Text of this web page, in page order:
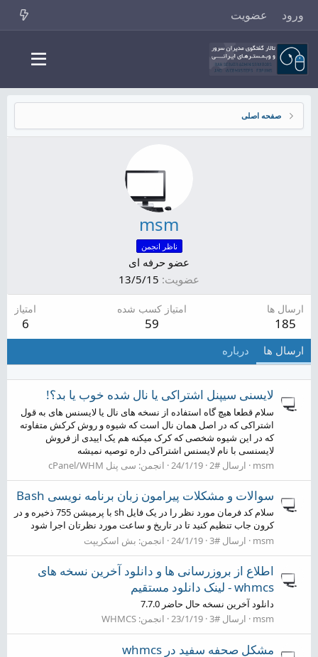
ورود عضویت
صفحه اصلی
msm
ناظر انجمن
عضو حرفه ای
عضویت 13/5/15
ارسال ها
185
امتیاز کسب شده
59
امتیاز
6
ارسال ها درباره
لایسنی سیپنل اشتراکی یا نال شده خوب یا بد؟!
سلام قطعا هیچ گاه استفاده از نسخه های نال یا لایسنس های به قول
اشتراکی که در اصل همان نال است که شیوه و روش کرکش متفاوته
که در این شیوه شخصی که کرک میکنه هم یک اییدی از فروش
لایسنسی با نام لایسنس اشتراکی داره توصیه نمیشه
msm
ارسال #2 24/1/19 انجمن: سی پنل cPanel/WHM
سوالات و مشکلات پیرامون زبان برنامه نویسی Bash
سلام کد فرمان مورد نظر را در یک فایل sh با پرمیشن 755 ذخیره و در
کرون جاب تنظیم کنید تا در تاریخ و ساعت مورد نظرتان اجرا شود
msm
ارسال #3 24/1/19 انجمن: بش اسکریپت
اطلاع از بروزرسانی ها و دانلود آخرین نسخه های
whmcs - لینک دانلود مستقیم
دانلود آخرین نسخه حال حاضر 7.7.0
msm
ارسال #3 23/1/19 انجمن: WHMCS
مشکل صحفه سفید در whmcs